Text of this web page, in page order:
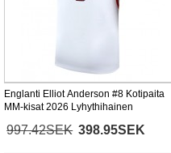
Englanti Elliot Anderson #8 Kotipaita
MM-kisat 2026 Lyhythihainen
997.42SEK 398.95SEK